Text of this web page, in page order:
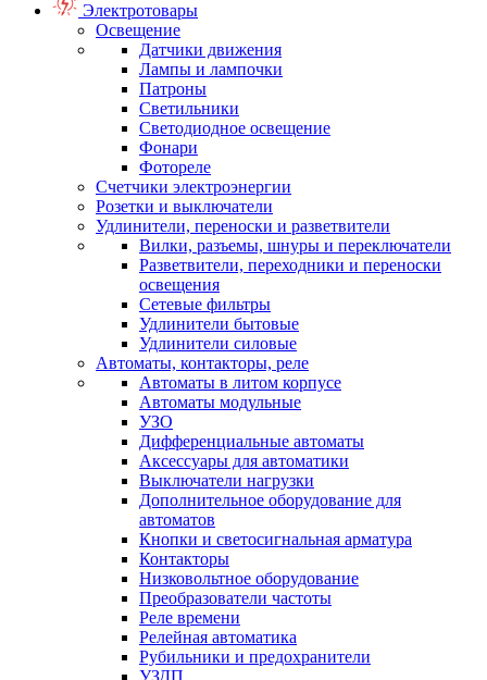
Электротовары
Освещение
Датчики движения
Лампы и лампочки
Патроны
Светильники
Светодиодное освещение
Фонари
Фотореле
Счетчики электроэнергии
Розетки и выключатели
Удлинители, переноски и разветвители
Вилки, разъемы, шнуры и переключатели
Разветвители, переходники и переноски
освещения
Сетевые фильтры
Удлинители бытовые
Удлинители силовые
Автоматы, контакторы, реле
Автоматы в литом корпусе
Автоматы модульные
УЗО
Дифференциальные автоматы
Аксессуары для автоматики
Выключатели нагрузки
Дополнительное оборудование для
автоматов
Кнопки и светосигнальная арматура
Контакторы
Низковольтное оборудование
Преобразователи частоты
Реле времени
Релейная автоматика
Рубильники и предохранители
УЗДП